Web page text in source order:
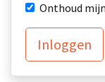
Onthoud
Inloggen